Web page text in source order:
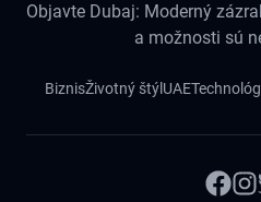
Objavte Dubaj: Moderný
a možnosti sú
BiznisŽivotný štýl UAE